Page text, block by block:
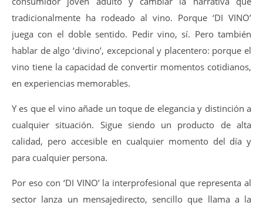
tradicionalmente ha rodeado al vino. Porque ‘DI VINO’
juega con el doble sentido. Pedir vino, sí. Pero también
hablar de algo ‘divino’, excepcional y placentero: porque el
vino tiene la capacidad de convertir momentos cotidianos,
en experiencias memorables.
Y es que el vino añade un toque de elegancia y distinción a
cualquier situación. Sigue siendo un producto de alta
calidad, pero accesible en cualquier momento del día y
para cualquier persona.
Por eso con ‘DI VINO’ la interprofesional que representa al
sector lanza un mensajedirecto, sencillo que llama a la